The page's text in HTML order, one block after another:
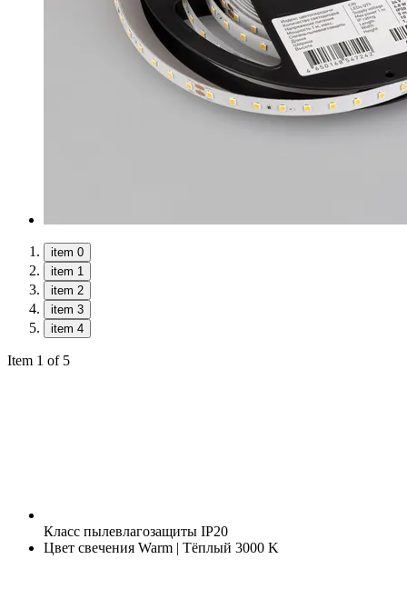
item 0
item 1
item 2
item 3
item 4
Item 1 of 5
Класс пылевлагозащиты IP20
Цвет свечения Warm | Тёплый 3000 K